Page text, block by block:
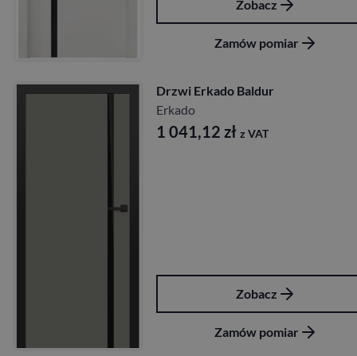
Zobacz
Zamów pomiar
Drzwi Erkado Baldur
Erkado
1 041,12 zł z VAT
Zobacz
Zamów pomiar